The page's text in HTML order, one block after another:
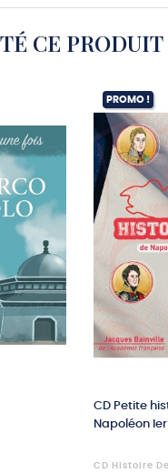
CE
PROMO !
CD Petite
Napoléon
CD Histoire